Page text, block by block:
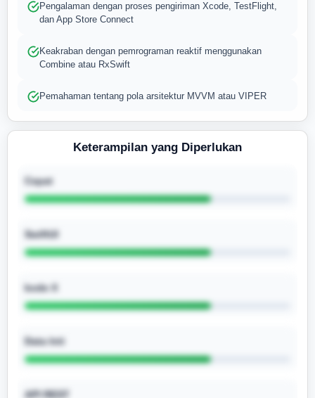
Pengalaman dengan proses pengiriman Xcode, TestFlight,
dan App Store Connect
Keakraban dengan pemrograman reaktif menggunakan
Combine atau RxSwift
Pemahaman tentang pola arsitektur MVVM atau VIPER
Keterampilan yang Diperlukan
Cepat
SwiftUI
kode X
Data Inti
API REST